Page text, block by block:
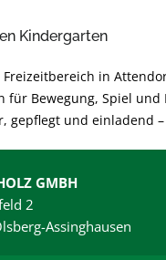
Kindergarten
in
für Bewegung, Spiel und
gepflegt und einladend
GMBH
2
Assinghausen